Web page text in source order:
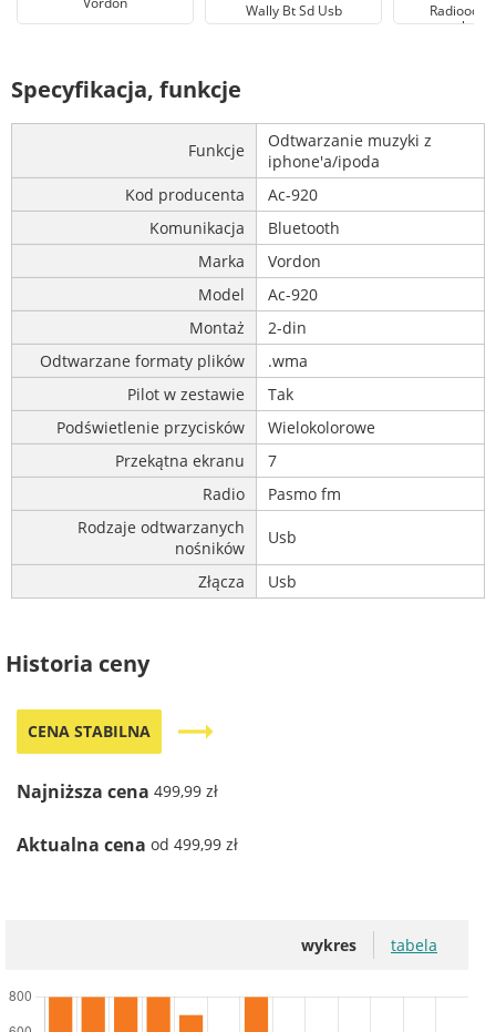
Wally Bt Sd Usb
Specyfikacja, funkcje
Funkcje
Odtwarzanie muzyki z
iphone'a/ipoda
Kod producenta
Ac-920
Komunikacja
Bluetooth
Marka
Vordon
Model
Ac-920
Montaż
2-din
Odtwarzane formaty plików
.wma
Pilot w zestawie
Tak
Podświetlenie przycisków
Wielokolorowe
Przekątna ekranu
7
Radio
Pasmo fm
Rodzaje odtwarzanych
nośników
Usb
Złącza Usb
Historia ceny
CENA STABILNA trending_flat
Najniższa cena 499,99 zł
Aktualna cena od 499,99 zł
wykres tabela